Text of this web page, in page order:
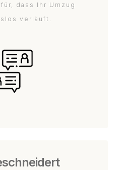
dass Ihr Umzug
verläuft.